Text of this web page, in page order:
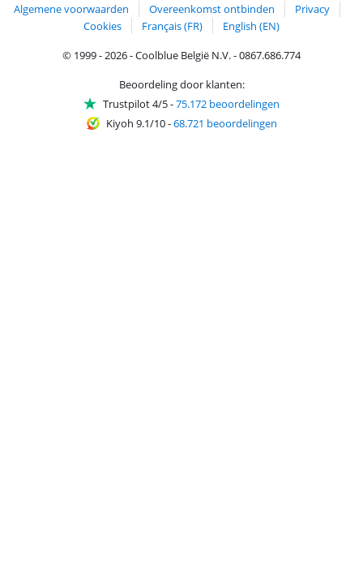
Algemene voorwaarden Overeenkomst ontbinden
Privacy
Cookies
Français (FR)
English (EN)
© 1999 - 2026 - Coolblue België N.V. - 0867.686.774
Beoordeling door klanten:
Trustpilot 4/5-75.172 beoordelingen
Kiyoh 9.1/10-68.721 beoordelingen